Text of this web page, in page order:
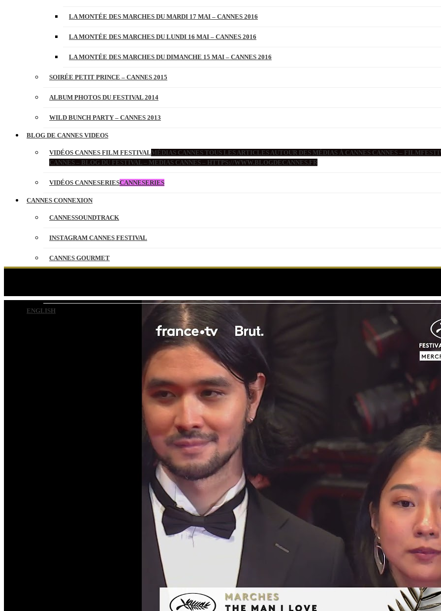
LA MONTÉE DES MARCHES DU MARDI 17 MAI – CANNES 2016
LA MONTÉE DES MARCHES DU LUNDI 16 MAI – CANNES 2016
LA MONTÉE DES MARCHES DU DIMANCHE 15 MAI – CANNES 2016
SOIRÉE PETIT PRINCE – CANNES 2015
ALBUM PHOTOS DU FESTIVAL 2014
WILD BUNCH PARTY – CANNES 2013
BLOG DE CANNES VIDEOS
VIDÉOS CANNES FILM FESTIVALMÉDIAS CANNES TOUS LES ARTICLES AUTOUR DES MÉDIAS À CANNES CANNES –
CANNES – BLOG DU FESTIVAL – MEDIAS CANNES – HTTPS://WWW.BLOGDECANNES.FR
VIDÉOS CANNESERIESCANNESERIES
CANNES CONNEXION
CANNESSOUNDTRACK
INSTAGRAM CANNES FESTIVAL
CANNES GOURMET
ENGLISH